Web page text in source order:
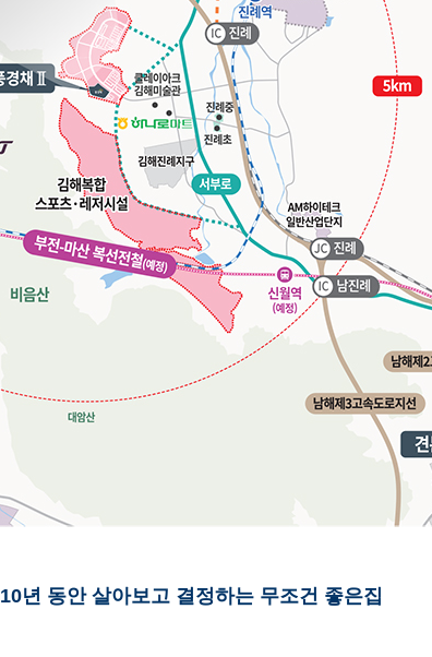
10년 동안 살아보고 결정하는 무조건 좋은집